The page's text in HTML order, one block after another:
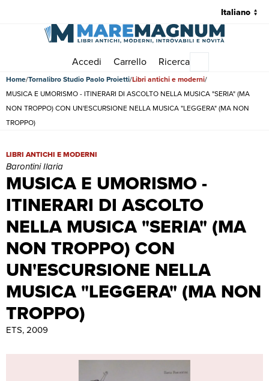
Accedi Carrello Ricerca
Home Tornalibro Studio Paolo Proietti Libri antichi e moderni
MUSICA E UMORISMO - ITINERARI DI ASCOLTO NELLA MUSICA "SERIA" (MA
NON TROPPO) CON UN'ESCURSIONE NELLA MUSICA "LEGGERA" (MA NON
TROPPO)
MUSICA E UMORISMO -
ITINERARI DI ASCOLTO
NELLA MUSICA "SERIA" (MA
NON TROPPO) CON
UN'ESCURSIONE NELLA
MUSICA "LEGGERA" (MA NON
TROPPO)
MUSICA E UMORISMO - ITINERARI DI ASCOLTO NELLA
LIBRI ANTICHI E MODERNI
Barontini Ilaria
ETS, 2009